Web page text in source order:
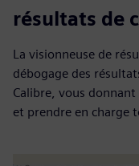
résultats de
La visionneuse de
débogage des
Calibre, vous
et prendre en charge